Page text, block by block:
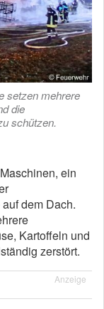
setzen mehrere
die
schützen.
ein
dem Dach.
Kartoffeln und
zerstört.
Anzeige